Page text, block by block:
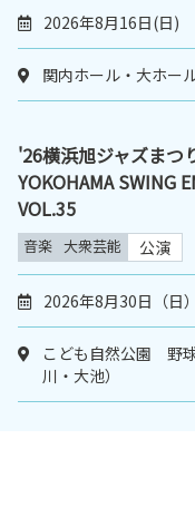
2026年8月16日(日)
関内ホール・大ホー
'26横浜旭ジャズま
YOKOHAMA SWING
VOL.35
音楽 大衆芸能 公演
2026年8月30日（日）
こども自然公園 野
川・大池）